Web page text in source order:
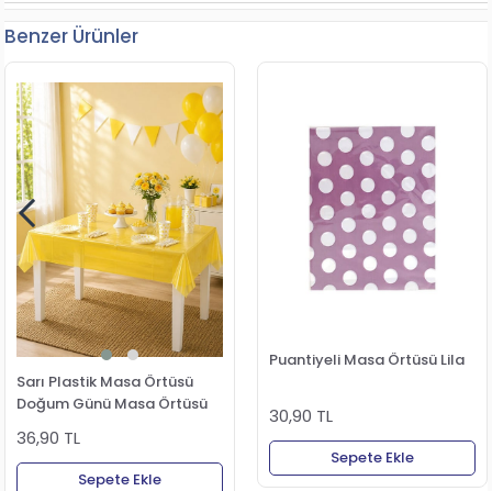
Benzer Ürünler
Sarı Plastik Masa Örtüsü
Doğum Günü Masa Örtüsü
36,90 TL
Sepete Ekle
Puantiyeli Masa Örtüsü Lila
30,90 TL
Sepete Ekle